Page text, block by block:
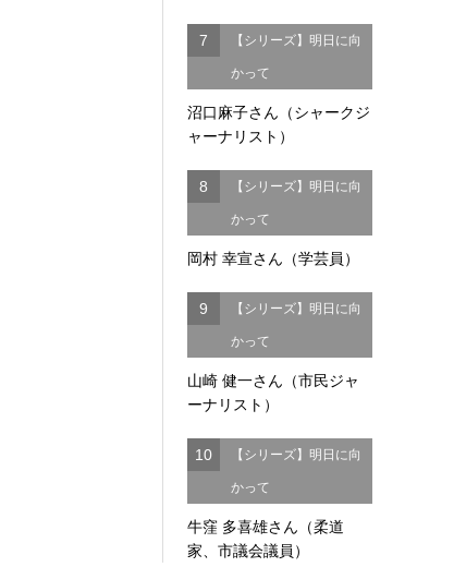
7 【シリーズ】明日に向
かって
沼口麻子さん（シャークジ
ャーナリスト）
8 【シリーズ】明日に向
かって
岡村 幸宣さん（学芸員）
9 【シリーズ】明日に向
かって
山崎 健一さん（市民ジャ
ーナリスト）
10 【シリーズ】明日に向
かって
牛窪 多喜雄さん（柔道
家、市議会議員）